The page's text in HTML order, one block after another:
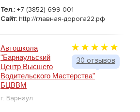
Тел.: +7 (3852) 699-001
Сайт: http://главная-дорога22.рф
30 отзывов
Автошкола
"Барнаульский
Центр Высшего
Водительского Мастерства"
БЦВВМ
г. Барнаул